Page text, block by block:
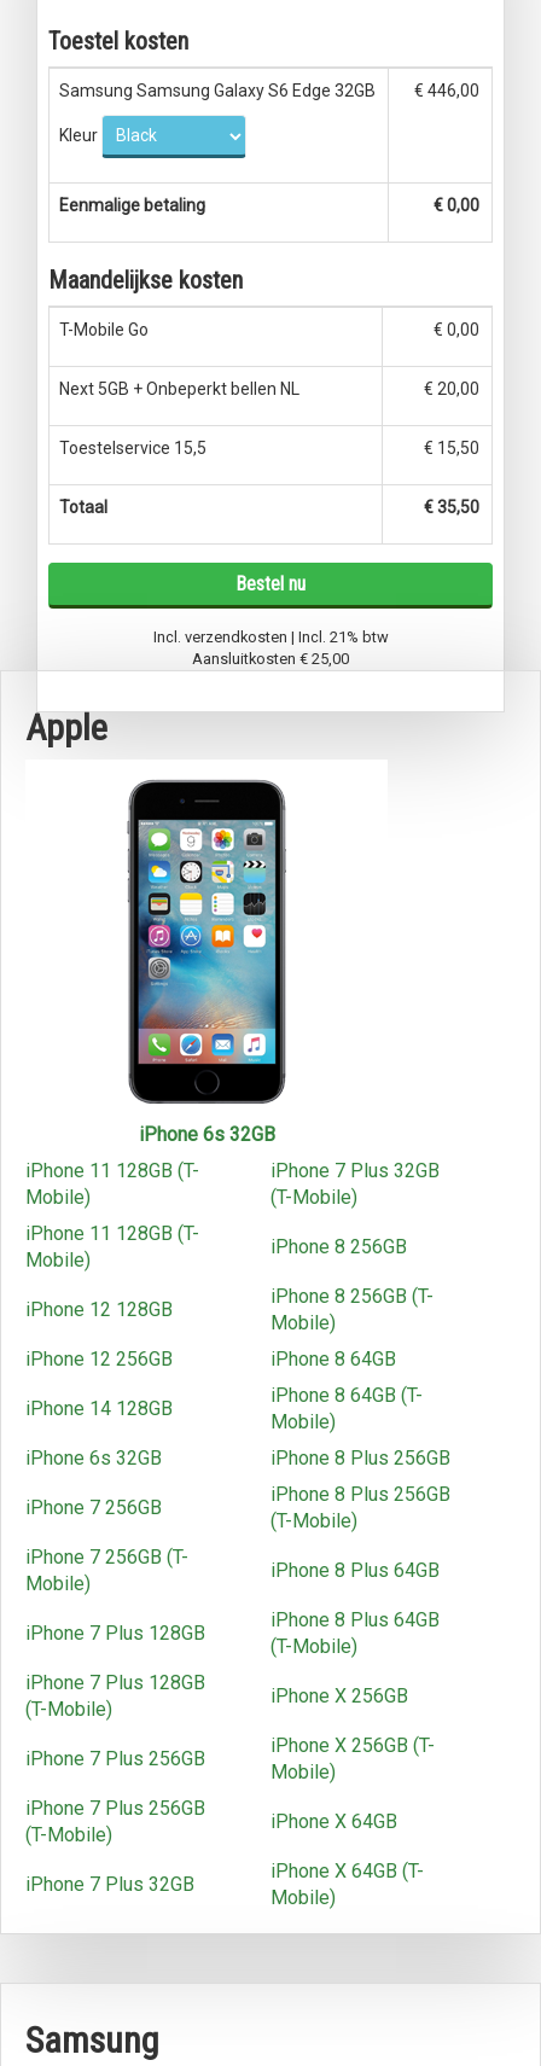
Toestel kosten
Samsung Samsung Galaxy S6 Edge 32GB
Kleur
€ 446,00
Eenmalige betaling € 0,00
Maandelijkse kosten
T-Mobile Go € 0,00
Next 5GB + Onbeperkt bellen NL € 20,00
Toestelservice 15,5 € 15,50
Totaal € 35,50
Bestel nu
Incl. verzendkosten | Incl. 21% btw
Aansluitkosten € 25,00
Apple
iPhone 6s 32GB
iPhone 11 128GB (T-
Mobile)
iPhone 7 Plus 32GB
(T-Mobile)
iPhone 11 128GB (T-
Mobile)
iPhone 8 256GB
iPhone 12 128GB
iPhone 8 256GB (T-
Mobile)
iPhone 12 256GB
iPhone 8 64GB
iPhone 14 128GB
iPhone 8 64GB (T-
Mobile)
iPhone 6s 32GB
iPhone 8 Plus 256GB
iPhone 7 256GB
iPhone 8 Plus 256GB
(T-Mobile)
iPhone 7 256GB (T-
Mobile)
iPhone 8 Plus 64GB
iPhone 7 Plus 128GB
iPhone 8 Plus 64GB
(T-Mobile)
iPhone 7 Plus 128GB
(T-Mobile)
iPhone X 256GB
iPhone 7 Plus 256GB
iPhone X 256GB (T-
Mobile)
iPhone 7 Plus 256GB
(T-Mobile)
iPhone X 64GB
iPhone 7 Plus 32GB
iPhone X 64GB (T-
Mobile)
Samsung